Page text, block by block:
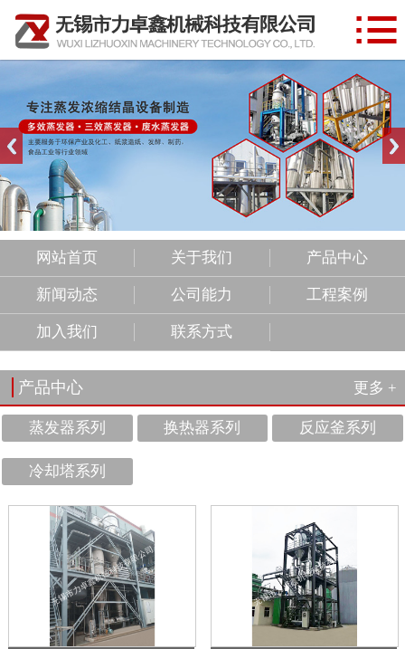
网站首页
关于我们
产品中心
新闻动态
公司能力
工程案例
加入我们
联系方式

网站首页 关于我们 产品中心
新闻动态 公司能力 工程案例
加入我们 联系方式
产品中心 更多 +
蒸发器系列 换热器系列 反应釜系列
冷却塔系列